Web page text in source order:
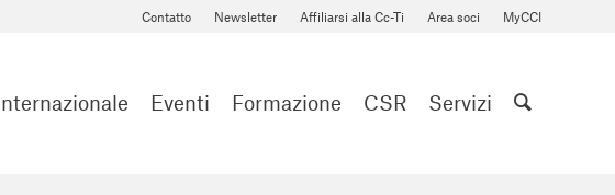
Contatto Newsletter Affiliarsi alla Cc-Ti Area soci MyCCI
Eventi Formazione CSR Servizi